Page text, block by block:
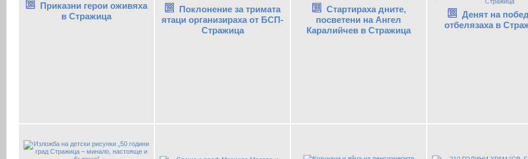
Приказни герои оживяха
в Стражица
Поклонение за тримата
ятаци организираха от БСП-
Стражица
Стартираха дните,
посветени на Ангел
Каралийчев в Стражица
Денят на
отбелязаха в